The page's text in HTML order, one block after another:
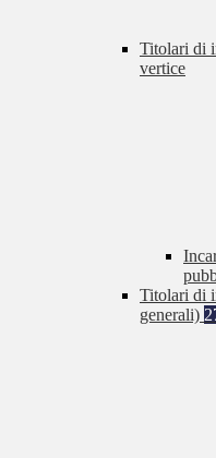
Titolari di
vertice
Titolari di
generali)